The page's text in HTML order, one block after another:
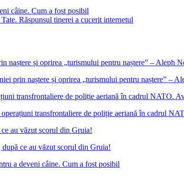
câine. Cum a fost posibil
Răspunsul tinerei a cucerit internetul
prin naștere și oprirea „turismului pentru naștere” –
transfrontaliere de poliție aeriană în cadrul
ce au văzut scorul din Gruia!
a deveni câine. Cum a fost posibil